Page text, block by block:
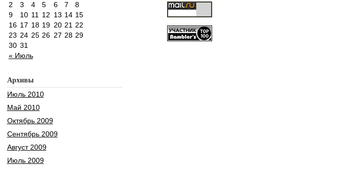
« Июль
2
3 4 5 6 7
8
9
10 11 12 13 14 15
16 17 18 19 20 21 22
23 24 25 26 27 28 29
30 31
Архивы
Июль 2010
Май 2010
Октябрь 2009
Сентябрь 2009
Август 2009
Июль 2009